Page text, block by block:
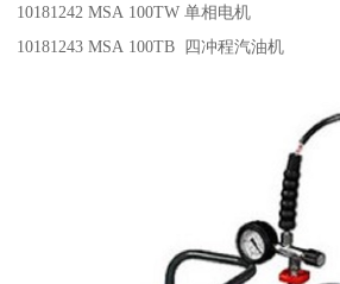
10181242 MSA 100TW 单相电机
10181243 MSA 100TB 四冲程汽油机